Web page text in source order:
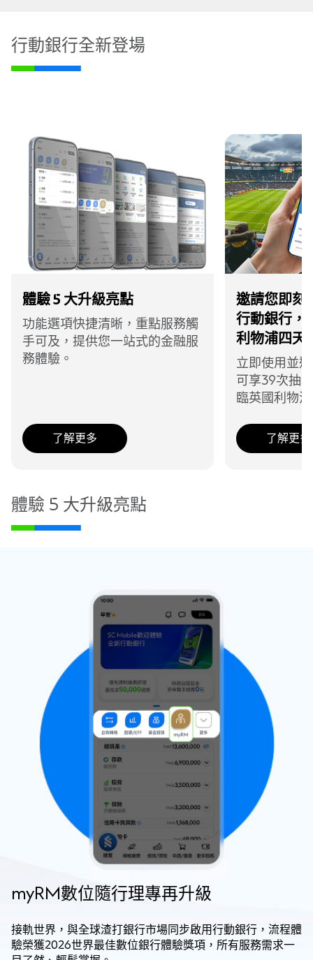
行動銀行全新登場
體驗 5 大升級亮點
功能選項快捷清晰，重點服務觸
手可及，提供您一站式的金融服
務體驗。
了解更多
邀請您即刻
行動銀行，
利物浦四天
立即使用並
可享39次抽
臨英國利物
了解更多
體驗 5 大升級亮點
myRM數位隨行理專再升級
接軌世界，與全球渣打銀行市場同步啟用行動銀行，流程體
驗榮獲2026世界最佳數位銀行體驗獎項，所有服務需求一